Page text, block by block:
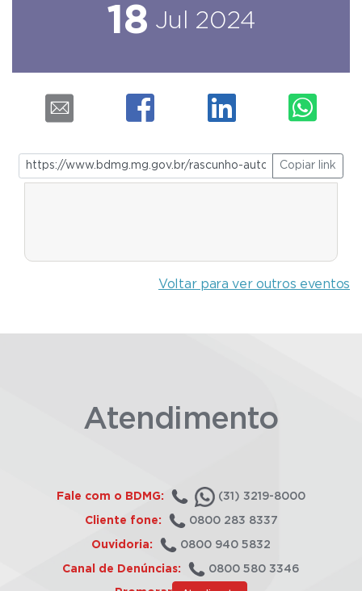
18 Jul 2024
Copiar link
Voltar para ver outros eventos
Atendimento
Fale com o BDMG: (31) 3219-8000
Cliente fone: 0800 283 8337
Ouvidoria: 0800 940 5832
Canal de Denúncias: 0800 580 3346